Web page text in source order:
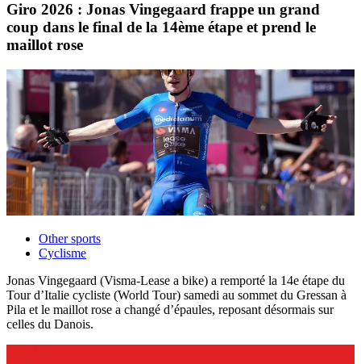
Giro 2026 : Jonas Vingegaard frappe un grand
coup dans le final de la 14ème étape et prend le
maillot rose
Other sports
Cyclisme
Jonas Vingegaard (Visma-Lease a bike) a remporté la 14e étape du
Tour d’Italie cycliste (World Tour) samedi au sommet du Gressan à
Pila et le maillot rose a changé d’épaules, reposant désormais sur
celles du Danois.